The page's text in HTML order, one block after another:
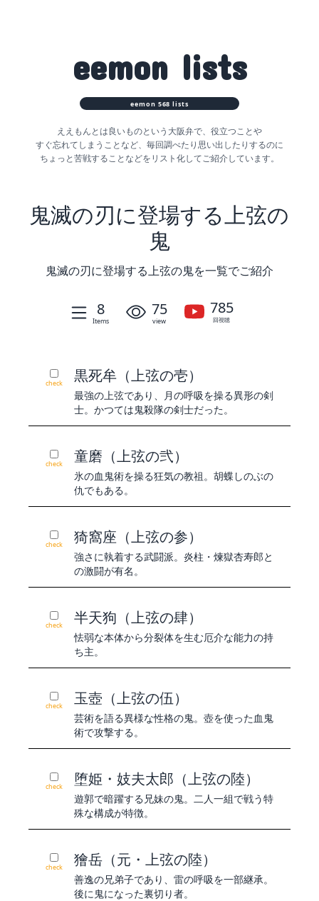
eemon lists
eemon 568 lists
ええもんとは良いものという大阪弁で、役立つことや
すぐ忘れてしまうことなど、 毎回調べたり思い出したりするのに
ちょっと苦戦することなどをリスト化してご紹介しています。
鬼滅の刃に登場する上弦の
鬼
鬼滅の刃に登場する上弦の鬼を一覧でご紹介
8
Items
75
view
785
回視聴
check 黒死牟（上弦の壱）
最強の上弦であり、月の呼吸を操る異形の剣
士。かつては鬼殺隊の剣士だった。
check 童磨（上弦の弐）
氷の血鬼術を操る狂気の教祖。胡蝶しのぶの
仇でもある。
check 猗窩座（上弦の参）
強さに執着する武闘派。炎柱・煉獄杏寿郎と
の激闘が有名。
check 半天狗（上弦の肆）
怯弱な本体から分裂体を生む厄介な能力の持
ち主。
check 玉壺（上弦の伍）
芸術を語る異様な性格の鬼。壺を使った血鬼
術で攻撃する。
check 堕姫・妓夫太郎（上弦の陸）
遊郭で暗躍する兄妹の鬼。二人一組で戦う特
殊な構成が特徴。
check 獪岳（元・上弦の陸）
善逸の兄弟子であり、雷の呼吸を一部継承。
後に鬼になった裏切り者。